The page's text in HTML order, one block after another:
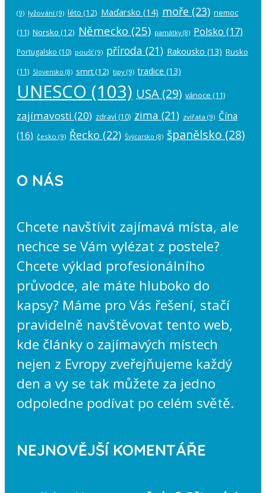
(9) lyžování (9) léto (12) Maďarsko (14) moře (23) nemoc
(11) Norsko (12) Německo (25) památky(8) Polsko (17)
Portugalsko (10) poušť(9) příroda (21) Rakousko (13) Rusko
(11) Slovensko (8) smrt(12) tipy (9) tradice (13)
UNESCO (103) USA (29) vánoce (11)
zajímavosti (20) zdraví (10) zima (21) zvířata (9) Čína
(16) česko (9) Řecko (22) Švýcarsko (8) španělsko (28)
O NÁS
Chcete navštívit zajímavá místa, ale
nechce se Vám vylézat z postele?
Chcete výklad profesionálního
průvodce, ale máte hluboko do
kapsy? Máme pro Vás řešení, stačí
pravidelně navštěvovat tento web,
kde články o zajímavých místech
nejen z Evropy zveřejňujeme každý
den a vy se tak můžete za jedno
odpoledne podívat po celém světě.
NEJNOVĚJŠÍ KOMENTÁŘE